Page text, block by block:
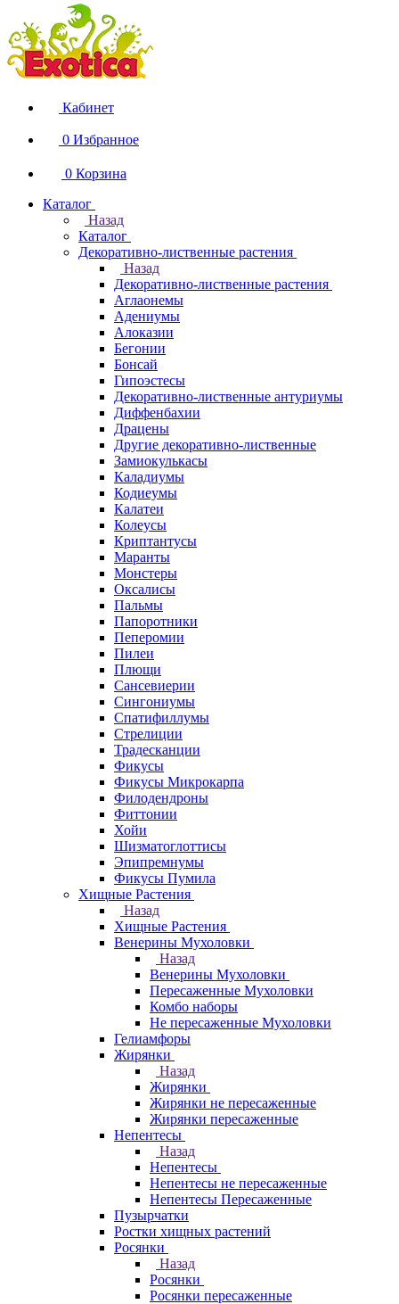
Кабинет
0 Избранное
0 Корзина
Каталог
Назад
Каталог
Декоративно-лиственные растения
Назад
Декоративно-лиственные растения
Аглаонемы
Адениумы
Алоказии
Бегонии
Бонсай
Гипоэстесы
Декоративно-лиственные антуриумы
Диффенбахии
Драцены
Другие декоративно-лиственные
Замиокулькасы
Каладиумы
Кодиеумы
Калатеи
Колеусы
Криптантусы
Маранты
Монстеры
Оксалисы
Пальмы
Папоротники
Пеперомии
Пилеи
Плющи
Сансевиерии
Сингониумы
Спатифиллумы
Стрелиции
Традесканции
Фикусы
Фикусы Микрокарпа
Филодендроны
Фиттонии
Хойи
Шизматоглоттисы
Эпипремнумы
Фикусы Пумила
Хищные Растения
Назад
Хищные Растения
Венерины Мухоловки
Назад
Венерины Мухоловки
Пересаженные Мухоловки
Комбо наборы
Не пересаженные Мухоловки
Гелиамфоры
Жирянки
Назад
Жирянки
Жирянки не пересаженные
Жирянки пересаженные
Непентесы
Назад
Непентесы
Непентесы не пересаженные
Непентесы Пересаженные
Пузырчатки
Ростки хищных растений
Росянки
Назад
Росянки
Росянки пересаженные